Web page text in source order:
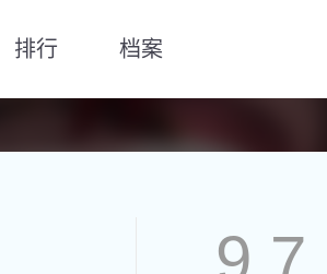
排行 档案
9.7